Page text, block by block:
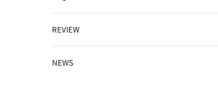
REVIEW
NEWS